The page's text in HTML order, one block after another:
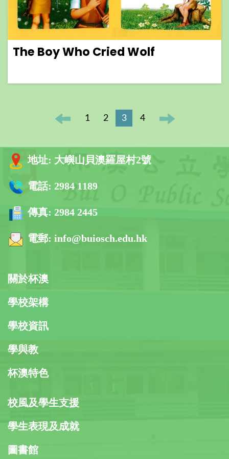
The Boy Who Cried Wolf
1 2 3 4
地址: 大嶼山貝澳羅屋村2號
電話: 2984 1189
傳真: 2984 2445
電郵: info@buiosch.edu.hk
關於杯澳
學校架構
學校資訊
學與教
杯澳特色
校風及學生支援
學生表現及成就
圖書館